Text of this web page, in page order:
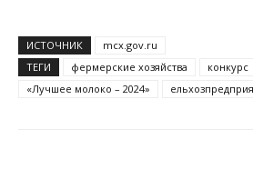
ИСТОЧНИК
mcx.gov.ru
ТЕГИ
фермерские хозяйства
конкурс
«Лучшее молоко – 2024»